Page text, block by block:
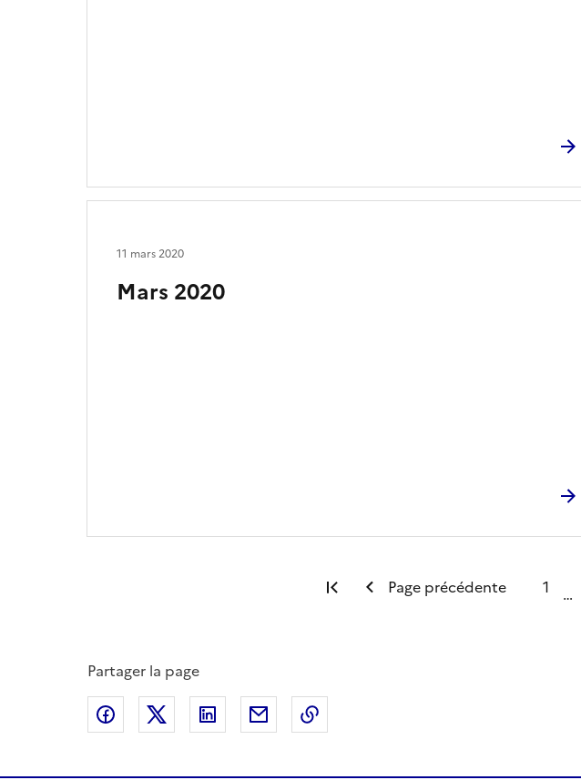
Mars 2020
11 mars 2020
Première page
Page précédente 1 …
Partager la page
Partager sur Facebook
Partager sur XPartager sur LinkedIn
Partager par email